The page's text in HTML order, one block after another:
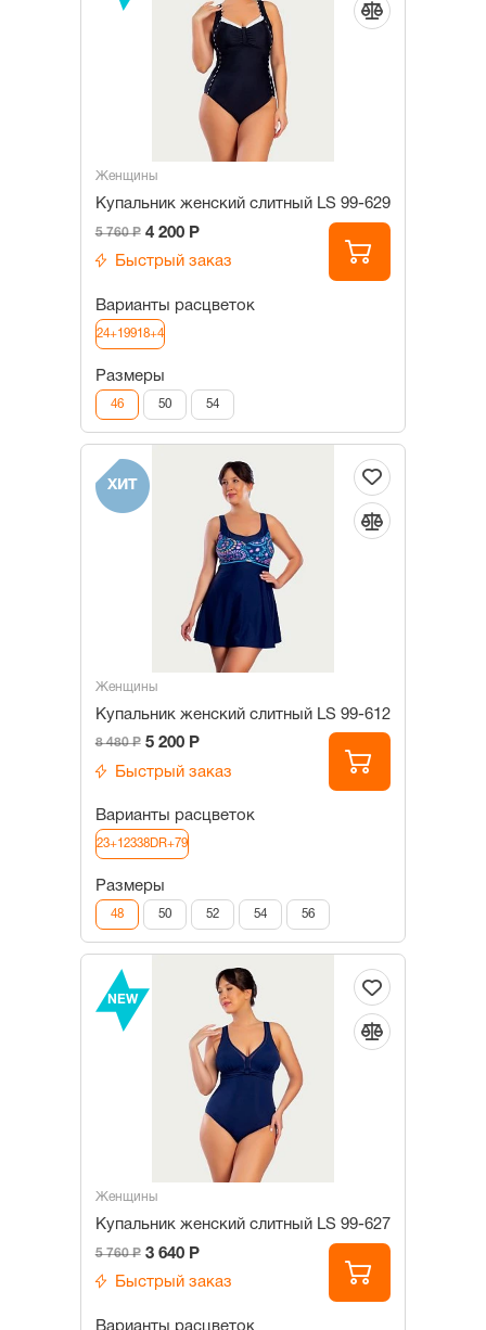
Женщины
Купальник женский слитный LS 99-629
5 760 Р 4 200 Р
Быстрый заказ
Варианты расцветок
24+19918+4
Размеры
46 50 54
ХИТ
Женщины
Купальник женский слитный LS 99-612
8 480 Р 5 200 Р
Быстрый заказ
Варианты расцветок
23+12338DR+79
Размеры
48 50 52 54 56
NEW
Женщины
Купальник женский слитный LS 99-627
5 760 Р 3 640 Р
Быстрый заказ
Варианты расцветок